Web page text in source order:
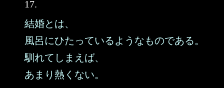
17.
結婚とは、
風呂にひたっているようなものである。
馴れてしまえば、
あまり熱くない。